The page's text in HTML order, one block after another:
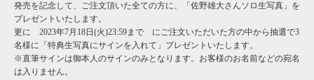
発売を記念して、ご注文頂いた全ての方に、「佐野雄大さんソロ生写真」を
プレゼントいたします。
更に 2023年7月18日(火)23:59まで にご注文いただいた方の中から抽選で3
名様に「特典生写真にサインを入れて」プレゼントいたします。
※直筆サインは御本人のサインのみとなります。お客様のお名前などの宛名
は入りません。